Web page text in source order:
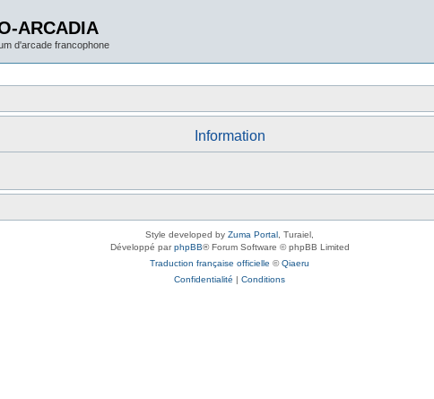
ARCADIA
d'arcade francophone
Information
Style developed by Zuma Portal , Turaiel,
Développé parphpBB® Forum Software © phpBB Limited
Traduction française officielle ©Qiaeru
Confidentialité | Conditions